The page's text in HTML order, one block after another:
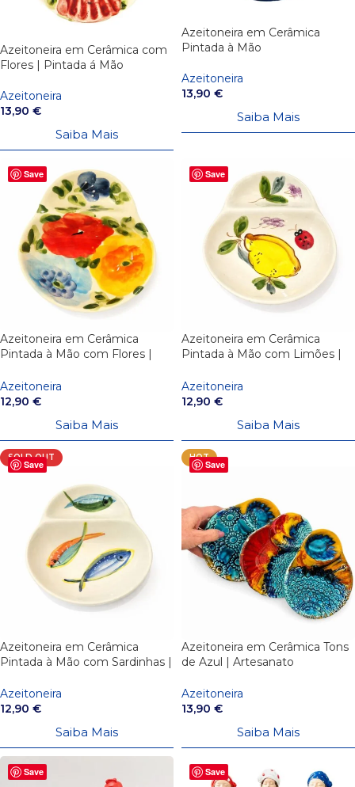
Azeitoneira em Cerâmica com
Flores | Pintada á Mão
Azeitoneira
13,90 €
Saiba Mais
Azeitoneira em Cerâmica
Pintada à Mão
Azeitoneira
13,90 €
Saiba Mais
Save
Azeitoneira em Cerâmica
Pintada à Mão com Flores |
Azeitoneira
12,90 €
Saiba Mais
Save
Azeitoneira em Cerâmica
Pintada à Mão com Limões |
Azeitoneira
12,90 €
Saiba Mais
Save
SOLD OUT
Azeitoneira em Cerâmica
Pintada à Mão com Sardinhas |
Azeitoneira
12,90 €
Saiba Mais
Save
HOT
Azeitoneira em Cerâmica Tons
de Azul | Artesanato
Azeitoneira
13,90 €
Saiba Mais
Save Save